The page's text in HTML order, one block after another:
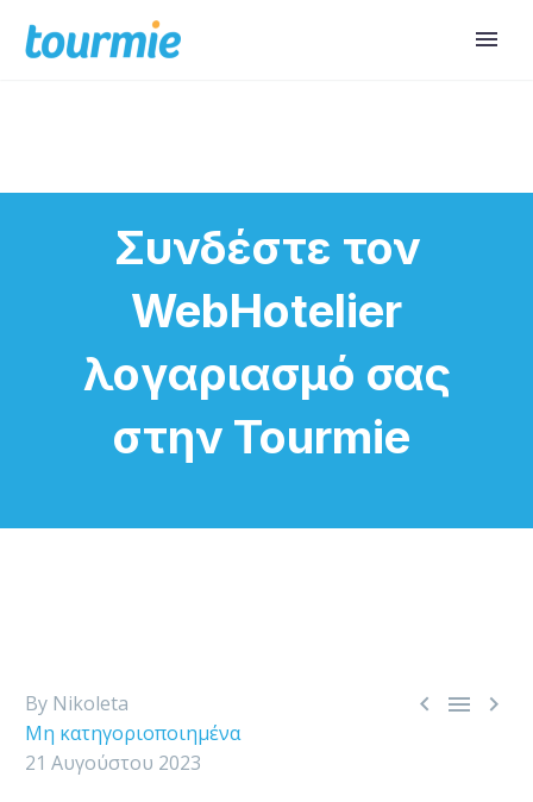
Συνδέστε τον
WebHotelier
λογαριασμό σας
στην Tourmie
  
By Nikoleta
Μη κατηγοριοποιημένα
21 Αυγούστου 2023